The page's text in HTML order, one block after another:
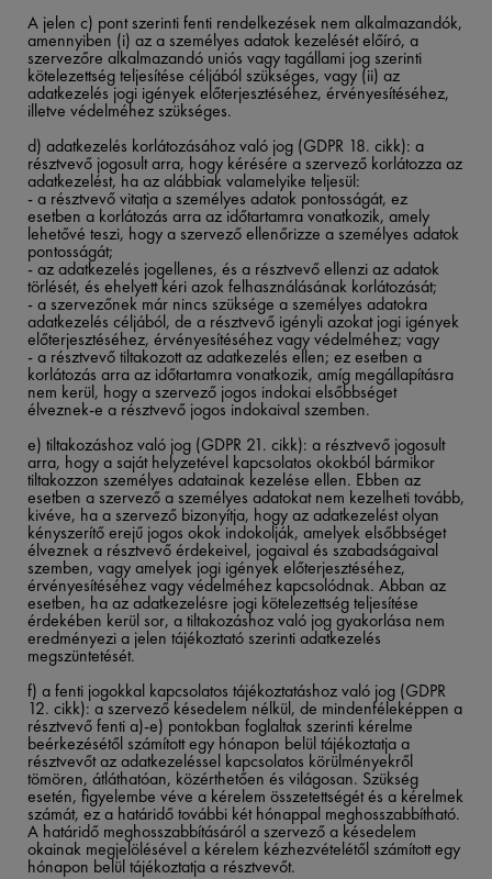
A jelen c) pont szerinti fenti rendelkezések nem alkalmazandók,
amennyiben (i) az a személyes adatok kezelését előíró, a
szervezőre alkalmazandó uniós vagy tagállami jog szerinti
kötelezettség teljesítése céljából szükséges, vagy (ii) az
adatkezelés jogi igények előterjesztéséhez, érvényesítéséhez,
illetve védelméhez szükséges.​
d) adatkezelés korlátozásához való jog (GDPR 18. cikk): a
résztvevő jogosult arra, hogy kérésére a szervező korlátozza az
adatkezelést, ha az alábbiak valamelyike teljesül:​
- a résztvevő vitatja a személyes adatok pontosságát, ez
esetben a korlátozás arra az időtartamra vonatkozik, amely
lehetővé teszi, hogy a szervező ellenőrizze a személyes adatok
pontosságát;​
- az adatkezelés jogellenes, és a résztvevő ellenzi az adatok
törlését, és ehelyett kéri azok felhasználásának korlátozását;​
- a szervezőnek már nincs szüksége a személyes adatokra
adatkezelés céljából, de a résztvevő igényli azokat jogi igények
előterjesztéséhez, érvényesítéséhez vagy védelméhez; vagy​
- a résztvevő tiltakozott az adatkezelés ellen; ez esetben a
korlátozás arra az időtartamra vonatkozik, amíg megállapításra
nem kerül, hogy a szervező jogos indokai elsőbbséget
élveznek-e a résztvevő jogos indokaival szemben.​
e) tiltakozáshoz való jog (GDPR 21. cikk): a résztvevő jogosult
arra, hogy a saját helyzetével kapcsolatos okokból bármikor
tiltakozzon személyes adatainak kezelése ellen. Ebben az
esetben a szervező a személyes adatokat nem kezelheti tovább,
kivéve, ha a szervező bizonyítja, hogy az adatkezelést olyan
kényszerítő erejű jogos okok indokolják, amelyek elsőbbséget
élveznek a résztvevő érdekeivel, jogaival és szabadságaival
szemben, vagy amelyek jogi igények előterjesztéséhez,
érvényesítéséhez vagy védelméhez kapcsolódnak. Abban az
esetben, ha az adatkezelésre jogi kötelezettség teljesítése
érdekében kerül sor, a tiltakozáshoz való jog gyakorlása nem
eredményezi a jelen tájékoztató szerinti adatkezelés
megszüntetését.​
f) a fenti jogokkal kapcsolatos tájékoztatáshoz való jog (GDPR
12. cikk): a szervező késedelem nélkül, de mindenféleképpen a
résztvevő fenti a)-e) pontokban foglaltak szerinti kérelme
beérkezésétől számított egy hónapon belül tájékoztatja a
résztvevőt az adatkezeléssel kapcsolatos körülményekről
tömören, átláthatóan, közérthetően és világosan. Szükség
esetén, figyelembe véve a kérelem összetettségét és a kérelmek
számát, ez a határidő további két hónappal meghosszabbítható.
A határidő meghosszabbításáról a szervező a késedelem
okainak megjelölésével a kérelem kézhezvételétől számított egy
hónapon belül tájékoztatja a résztvevőt.​